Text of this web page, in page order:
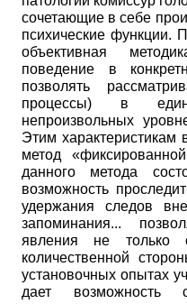
сочетающие в себе
психические функции.
объективная
поведение в
позволять
процессы) в
непроизвольных
Этим характеристикам
метод
данного метода
возможность
удержания следов
запоминания...
явления не
количественной
установочных опытах
дает возможность